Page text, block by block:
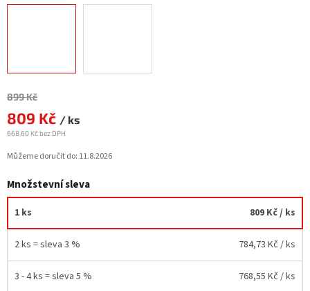
899 Kč
809 Kč / ks
668,60 Kč bez DPH
Měrná
Můžeme doručit do: 11.8.2026
Množstevní sleva
1 ks 809 Kč/ ks
2 ks = sleva 3 % 784,73 Kč / ks
3 - 4 ks = sleva 5 % 768,55 Kč / ks